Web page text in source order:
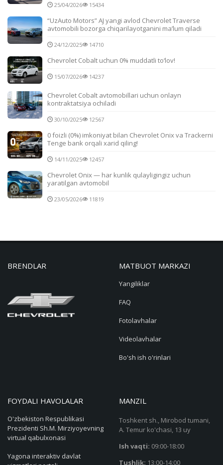
25/04/2026 15434
“UzAuto Motors” AJ yangi avlod Chevrolet Traverse
avtomobili bozorga chiqarilayotganini ma’lum qiladi
24/12/2025 14710
Chevrolet Cobalt uchun 0% muddatli to‘lov!
15/07/2026 14237
Chevrolet Cobalt avtomobillari uchun onlayn
kontraktatsiya ochiladi
30/10/2025 12567
0 foizli (0%) imkoniyat bilan Chevrolet Onix va Trackerni
Tenge bank orqali xarid qiling!
14/11/2025 12457
Chevrolet Onix — har kunlik qulayligingiz uchun
yaratilgan avtomobil
23/05/2026 11819
BRENDLAR MATBUOT MARKAZI
Yangiliklar
FAQ
Fotolavhalar
Videolavhalar
Bo'sh ish o'rinlari
FOYDALI HAVOLALAR
O'zbekiston Respublikasi
Prezidenti Sh.M. Mirziyoyevning
virtual qabulxonasi
Yagona interaktiv davlat
MANZIL
Toshkent sh., Mirobod tumani,
A. Temur ko'chasi, 13 uy
Ish vaqti: 09:00-18:00
Tushlik: 13:00-14:00